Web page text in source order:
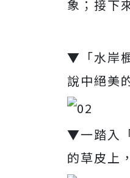
象；接下
▼「水岸
說中絕美
▼一踏入
的草皮上